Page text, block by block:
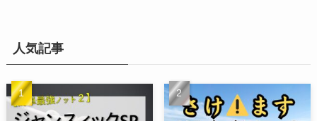
人気記事